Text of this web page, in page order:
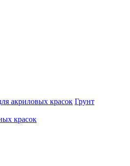
акриловых красок Грунт
красок